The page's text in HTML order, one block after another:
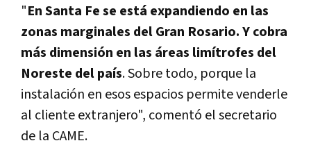
"En Santa Fe se está expandiendo en las
zonas marginales del Gran Rosario. Y cobra
más dimensión en las áreas limí­trofes del
Noreste del paí­s. Sobre todo, porque la
instalación en esos espacios permite venderle
al cliente extranjero", comentó el secretario
de la CAME.